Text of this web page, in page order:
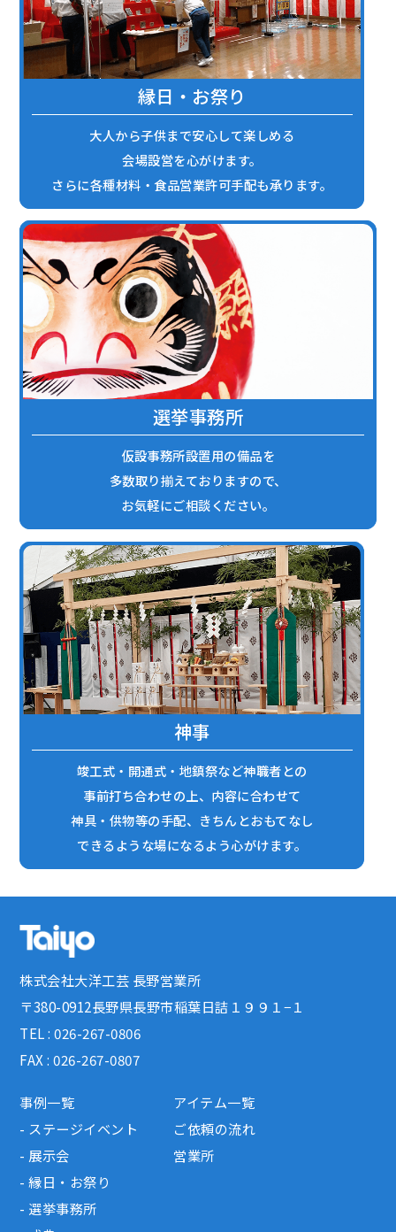
縁日・お祭り
大人から子供まで安心して楽しめる
会場設営を心がけます。
さらに各種材料・食品営業許可手配も承ります。
選挙事務所
仮設事務所設置用の備品を
多数取り揃えておりますので、
お気軽にご相談ください。
神事
竣工式・開通式・地鎮祭など神職者との
事前打ち合わせの上、内容に合わせて
神具・供物等の手配、きちんとおもてなし
できるような場になるよう心がけます。
株式会社大洋工芸 長野営業所
〒380-0912長野県長野市稲葉日詰１９９１−１
TEL : 026-267-0806
FAX : 026-267-0807
事例一覧
- ステージイベント
- 展示会
- 縁日・お祭り
- 選挙事務所
アイテム一覧
ご依頼の流れ
営業所